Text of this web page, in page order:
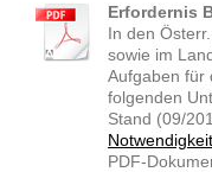
Erfordernis
In den
sowie im
Aufgaben für
folgenden
Stand (09/
PDF-